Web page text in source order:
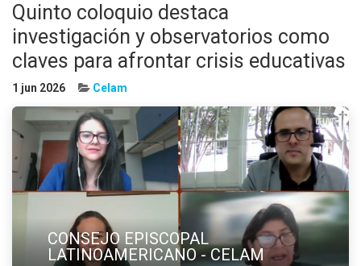
Quinto coloquio destaca
investigación y observatorios como
claves para afrontar crisis educativas
1 jun 2026 Celam
CONSEJO EPISCOPAL
LATINOAMERICANO - CELAM